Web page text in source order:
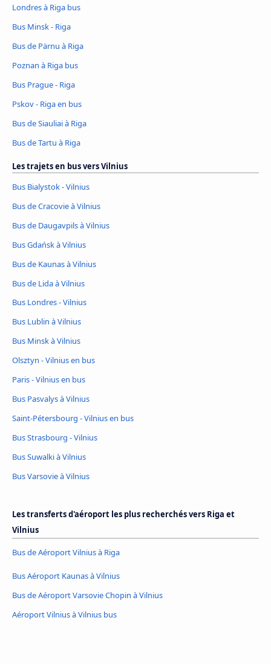
Londres à Riga bus
Bus Minsk - Riga
Bus de Pärnu à Riga
Poznan à Riga bus
Bus Prague - Riga
Pskov - Riga en bus
Bus de Siauliai à Riga
Bus de Tartu à Riga
Les trajets en bus vers Vilnius
Bus Bialystok - Vilnius
Bus de Cracovie à Vilnius
Bus de Daugavpils à Vilnius
Bus Gdańsk à Vilnius
Bus de Kaunas à Vilnius
Bus de Lida à Vilnius
Bus Londres - Vilnius
Bus Lublin à Vilnius
Bus Minsk à Vilnius
Olsztyn - Vilnius en bus
Paris - Vilnius en bus
Bus Pasvalys à Vilnius
Saint-Pétersbourg - Vilnius en bus
Bus Strasbourg - Vilnius
Bus Suwalki à Vilnius
Bus Varsovie à Vilnius
Les transferts d'aéroport les plus recherchés vers Riga et
Vilnius
Bus de Aéroport Vilnius à Riga
Bus Aéroport Kaunas à Vilnius
Bus de Aéroport Varsovie Chopin à Vilnius
Aéroport Vilnius à Vilnius bus